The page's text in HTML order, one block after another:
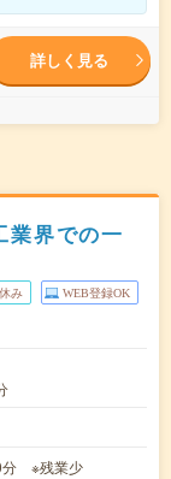
詳しく見る
業界での一
み WEB登録OK
分 ※残業少